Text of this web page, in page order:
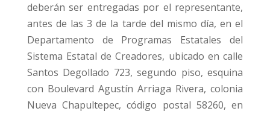
deberán ser entregadas por el representante,
antes de las 3 de la tarde del mismo día, en el
Departamento de Programas Estatales del
Sistema Estatal de Creadores, ubicado en calle
Santos Degollado 723, segundo piso, esquina
con Boulevard Agustín Arriaga Rivera, colonia
Nueva Chapultepec, código postal 58260, en